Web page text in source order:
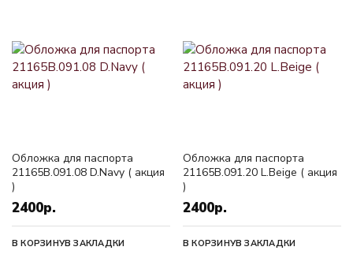
Обложка для паспорта
21165B.091.08 D.Navy ( акция
)
2400р.
В КОРЗИНУВ ЗАКЛАДКИ
Обложка для паспорта
21165B.091.20 L.Beige ( акция
)
2400р.
В КОРЗИНУВ ЗАКЛАДКИ